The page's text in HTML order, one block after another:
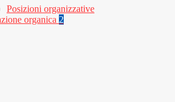
Posizioni organizzative
organica 2